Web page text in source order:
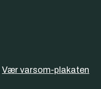
Vær varsom-plakaten